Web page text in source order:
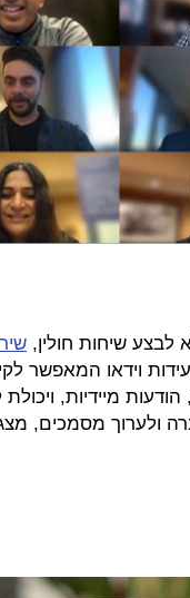
שיחות חולין,
וידאו המאפשר
הודעות מיידיות,
ולערוך מסמכים,